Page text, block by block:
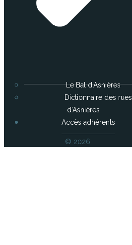
Le Bal d’Asnières
Dictionnaire des rues
d’Asnières
Accès adhérents
© 2026.